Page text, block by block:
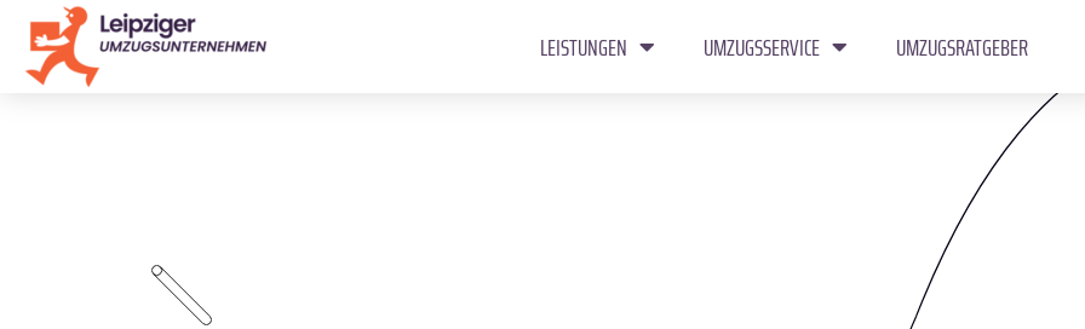
LEISTUNGEN UMZUGSSERVICE UMZUGSRATGEBER